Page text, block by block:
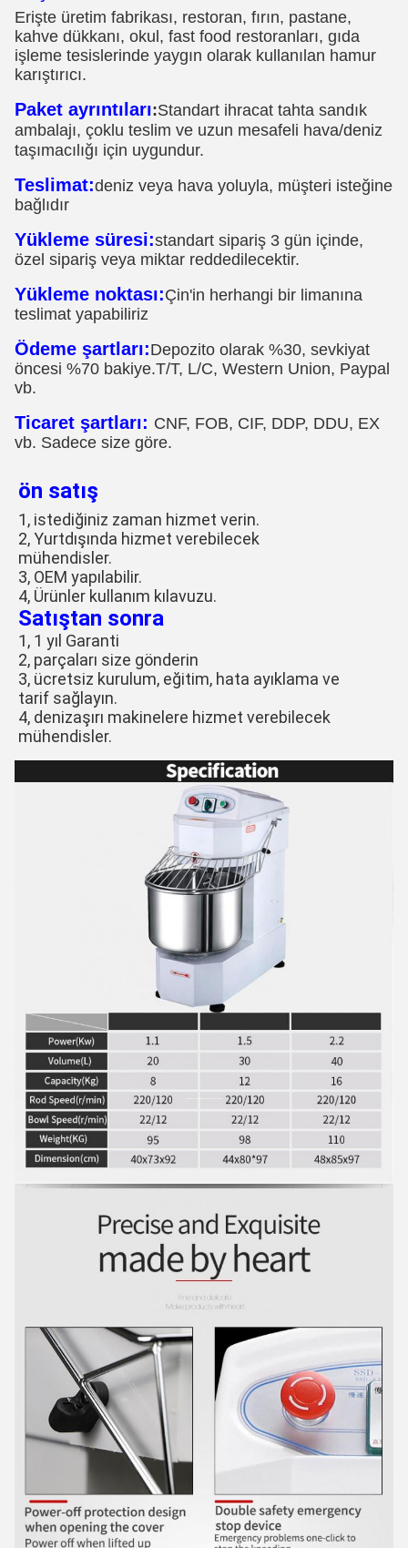
Erişte üretim fabrikası, restoran, fırın, pastane,
kahve dükkanı, okul, fast food restoranları, gıda
işleme tesislerinde yaygın olarak kullanılan hamur
karıştırıcı.
Paket ayrıntıları:Standart ihracat tahta sandık
ambalajı, çoklu teslim ve uzun mesafeli hava/deniz
taşımacılığı için uygundur.
Teslimat:deniz veya hava yoluyla, müşteri isteğine
bağlıdır
Yükleme süresi:standart sipariş 3 gün içinde,
özel sipariş veya miktar reddedilecektir.
Yükleme noktası:Çin'in herhangi bir limanına
teslimat yapabiliriz
Ödeme şartları:Depozito olarak %30, sevkiyat
öncesi %70 bakiye.T/T, L/C, Western Union, Paypal
vb.
Ticaret şartları: CNF, FOB, CIF, DDP, DDU, EX
vb. Sadece size göre.
ön satış
1, istediğiniz zaman hizmet verin.
2, Yurtdışında hizmet verebilecek
mühendisler.
3, OEM yapılabilir.
4, Ürünler kullanım kılavuzu.
Satıştan sonra
1, 1 yıl Garanti
2, parçaları size gönderin
3, ücretsiz kurulum, eğitim, hata ayıklama ve
tarif sağlayın.
4, denizaşırı makinelere hizmet verebilecek
mühendisler.